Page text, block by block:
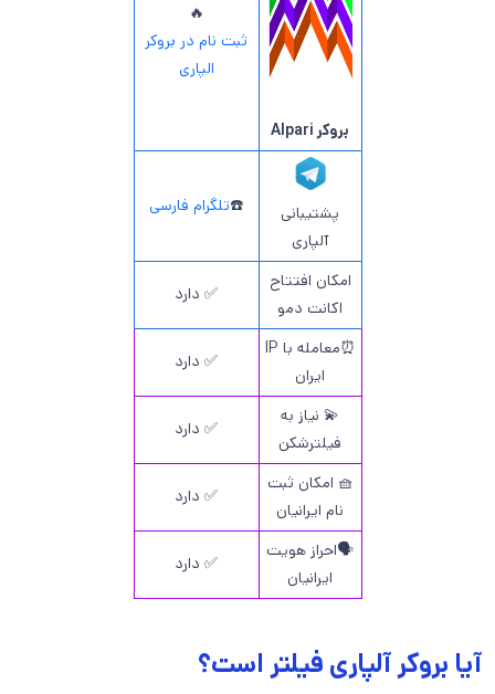
بروکر Alpari
🔥
ثبت نام در بروکر
الپاری
پشتیبانی
آلپاری
☎️تلگرام فارسی
امکان افتتاح
اکانت دمو
✅ دارد
⏰معامله با IP
ایران
✅ دارد
💫 نیاز به
فیلترشکن
✅ دارد
🧺 امکان ثبت
نام ایرانیان
✅ دارد
🗣️احراز هویت
ایرانیان
✅ دارد
آیا بروکر آلپاری فیلتر است؟